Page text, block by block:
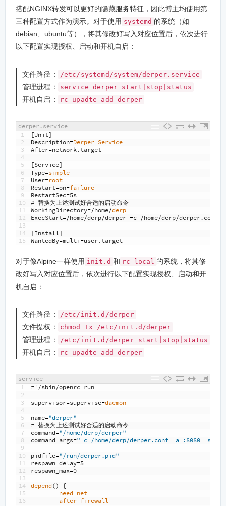
搭配NGINX转发可以更好的隐藏服务特征，因此博主均使用第
三种配置方式作为演示。对于使用 systemd 的系统（如
debian、ubuntu等），将其修改好写入对应位置后，依次进行
以下配置实现授权、启动和开机自启：
文件路径： /etc/systemd/system/derper.service
管理进程： service derper start|stop|status
开机自启： rc-upadte add derper
derper.service
1
2
3
4
5
6
7
8
9
10
11
12
13
14
15
[Unit]
Description=Derper Service
After=network.target
[Service]
Type=simple
User=root
Restart=on-failure
RestartSec=5s
# 替换为上述测试好合适的启动命令
WorkingDirectory=/home/derp
ExecStart=/home/derp/derper -c /home/derp/derper.conf
[Install]
WantedBy=multi-user.target
对于像Alpine一样使用 init.d 和 rc-local 的系统，将其修
改好写入对应位置后，依次进行以下配置实现授权、启动和开
机自启：
文件路径： /etc/init.d/derper
文件提权： chmod +x /etc/init.d/derper
管理进程： /etc/init.d/derper start|stop|status
开机自启： rc-upadte add derper
service
1
2
3
4
5
6
7
8
9
10
11
12
13
14
15
16
#!/sbin/openrc-run
supervisor=supervise-daemon
name="derper"
# 替换为上述测试好合适的启动命令
command="/home/derp/derper"
command_args="-c /home/derp/derper.conf -a :8080 -
pidfile="/run/derper.pid"
respawn_delay=5
respawn_max=0
depend() {
need net
after firewall